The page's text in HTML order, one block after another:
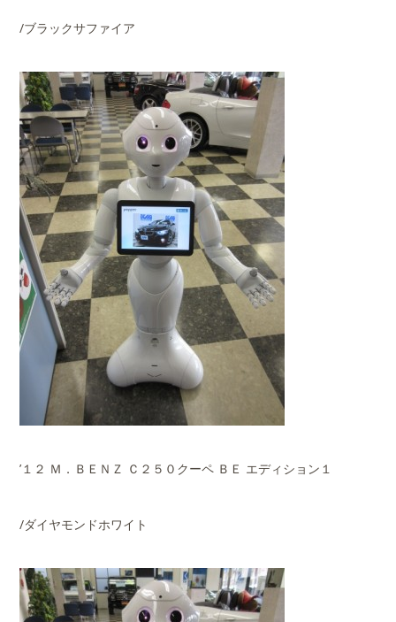
/ブラックサファイア
’１２ Ｍ．ＢＥＮＺ Ｃ２５０クーペ ＢＥ エディション１
/ダイヤモンドホワイト